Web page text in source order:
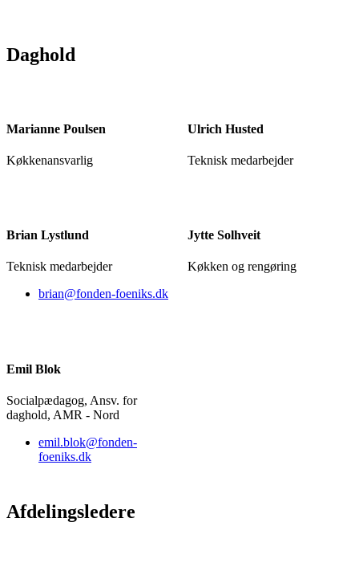
Daghold
Marianne Poulsen
Køkkenansvarlig
Ulrich Husted
Teknisk medarbejder
Brian Lystlund
Teknisk medarbejder
brian@fonden-foeniks.dk
Jytte Solhveit
Køkken og rengøring
Emil Blok
Socialpædagog, Ansv. for
daghold, AMR - Nord
emil.blok@fonden-
foeniks.dk
Afdelingsledere